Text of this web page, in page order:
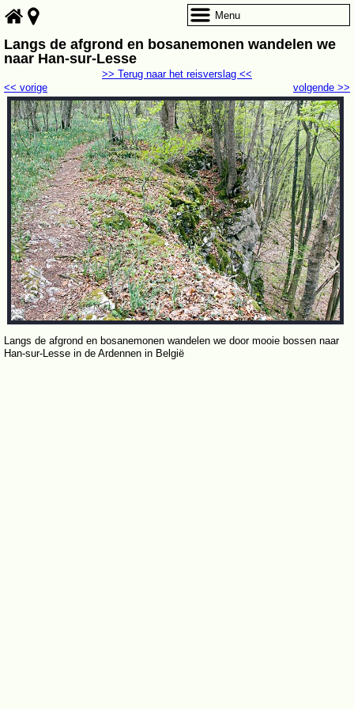
Langs de afgrond en bosanemonen wandelen we
naar Han-sur-Lesse
volgende >>
<< vorige
>> Terug naar het reisverslag <<
Langs de afgrond en bosanemonen wandelen we door mooie bossen naar
Han-sur-Lesse in de Ardennen in België
Menu